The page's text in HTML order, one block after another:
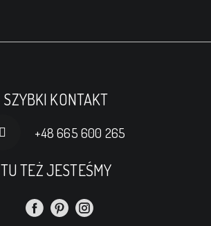
SZYBKI KONTAKT
+48 665 600 265
TU TEŻ JESTEŚMY